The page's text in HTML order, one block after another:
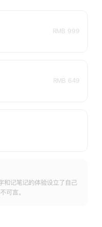
RMB 999
RMB 649
记笔记的体验设立了自己
可言。